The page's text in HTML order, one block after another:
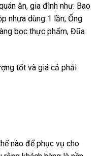
ăn, gia đình như: Bao
nhựa dùng 1 lần, Ống
bọc thực phẩm, Đũa
tốt và giá cả phải
nào để phục vụ cho